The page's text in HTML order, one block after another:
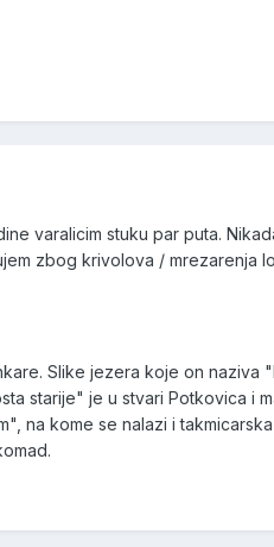
varalicim stuku par puta.
zbog krivolova / mrezarenja
Slike jezera koje on
starije" je u stvari Potkovica i
na kome se nalazi i